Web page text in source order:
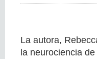
La autora,
la neurociencia